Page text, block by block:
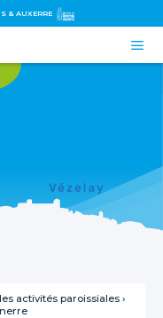
& AUXERRE

activités paroissiales ›